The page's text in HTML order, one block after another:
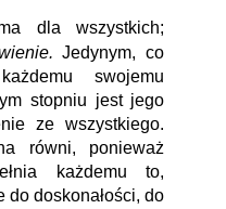
dla wszystkich;
Jedynym, co
swojemu
stopniu jest jego
ze wszystkiego.
równi, ponieważ
każdemu to,
do doskonałości, do